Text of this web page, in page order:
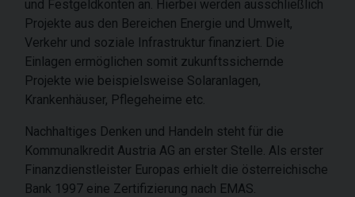
und Festgeldkonten an. Hierbei werden ausschließlich
Projekte aus den Bereichen Energie und Umwelt,
Verkehr und soziale Infrastruktur finanziert. Die
Einlagen ermöglichen somit zukunftssichernde
Projekte wie beispielsweise Solaranlagen,
Krankenhäuser, Pflegeheime etc.
Nachhaltiges Denken und Handeln steht für die
Kommunalkredit Austria AG an erster Stelle. Als erster
Finanzdienstleister Europas erhielt die österreichische
Bank 1997 eine Zertifizierung nach EMAS.